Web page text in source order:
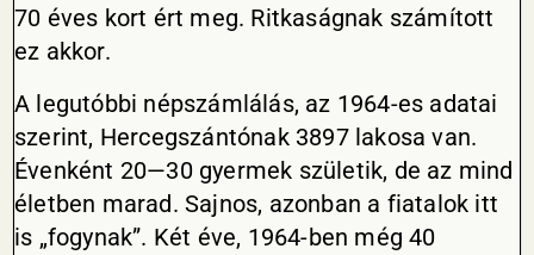
70 éves kort ért meg. Ritkaságnak számított
ez akkor.
A legutóbbi népszámlálás, az 1964-es adatai
szerint, Hercegszántónak 3897 lakosa van.
Évenként 20—30 gyermek születik, de az mind
életben marad. Sajnos, azonban a fiatalok itt
is „fogynak”. Két éve, 1964-ben még 40